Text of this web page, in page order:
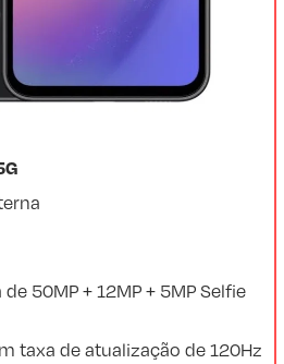
50MP + 12MP + 5MP Selfie
taxa de atualização de 120Hz